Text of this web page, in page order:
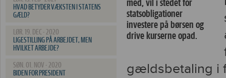
HVAD BETYDER VÆKSTEN I STATENS
GÆLD?
LØR. 19. DEC - 2020
LIGESTILLING PÅ ARBEJDET, MEN
HVILKET ARBEJDE?
SØN. 01. NOV - 2020
BIDEN FOR PRESIDENT
med, vil i stedet for
statsobligationer
investere på børsen og
drive kurserne opad.
gældsbetaling i